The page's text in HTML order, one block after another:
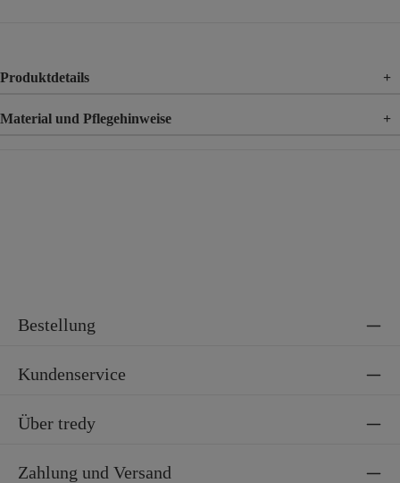
Produktdetails +
Material und Pflegehinweise +
Bestellung
Kundenservice
Über tredy
Zahlung und Versand